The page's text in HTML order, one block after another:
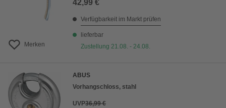
Merken
42,99 €
Verfügbarkeit im Markt prüfen
lieferbar
Zustellung 21.08. - 24.08.
ABUS
Vorhangschloss, stahl
UVP36,99 €